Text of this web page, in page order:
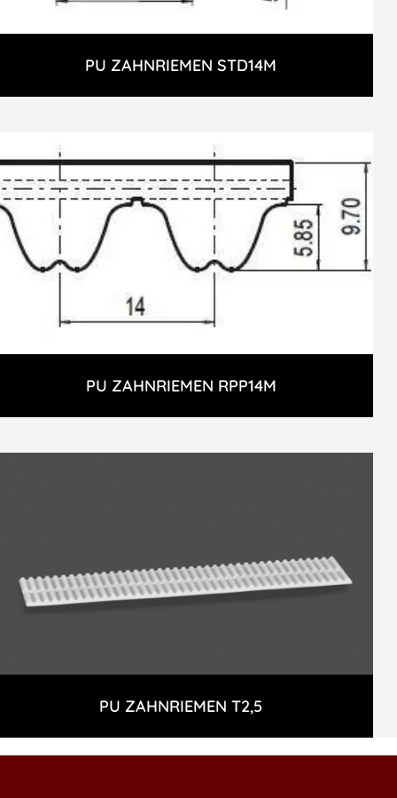
PU ZAHNRIEMEN STD14M
PU ZAHNRIEMEN RPP14M
PU ZAHNRIEMEN T2,5